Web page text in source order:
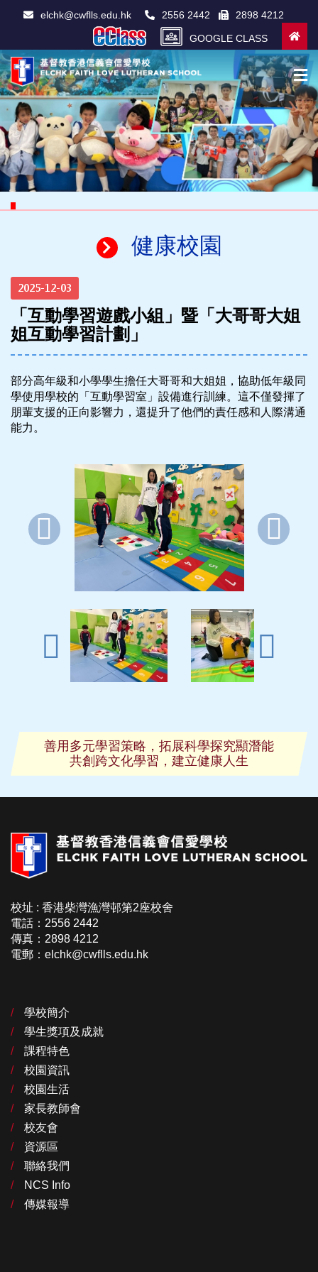
elchk@cwflls.edu.hk 2556 2442 2898 4212
GOOGLE CLASS
健康校園
2025-12-03
「互動學習遊戲小組」暨「大哥哥大姐
姐互動學習計劃」
部分高年級和小學學生擔任大哥哥和大姐姐，協助低年級同
學使用學校的「互動學習室」設備進行訓練。這不僅發揮了
朋輩支援的正向影響力，還提升了他們的責任感和人際溝通
能力。
善用多元學習策略，拓展科學探究顯潛能
共創跨文化學習，建立健康人生
校址 : 香港柴灣漁灣邨第2座校舍
電話：2556 2442
傳真：2898 4212
電郵：elchk@cwflls.edu.hk
學校簡介
學生獎項及成就
課程特色
校園資訊
校園生活
家長教師會
校友會
資源區
聯絡我們
NCS Info
傳媒報導